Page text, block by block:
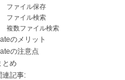
ファイル保存
ファイル検索
複数ファイル検索
のメリット
の注意点
とめ
連記事: